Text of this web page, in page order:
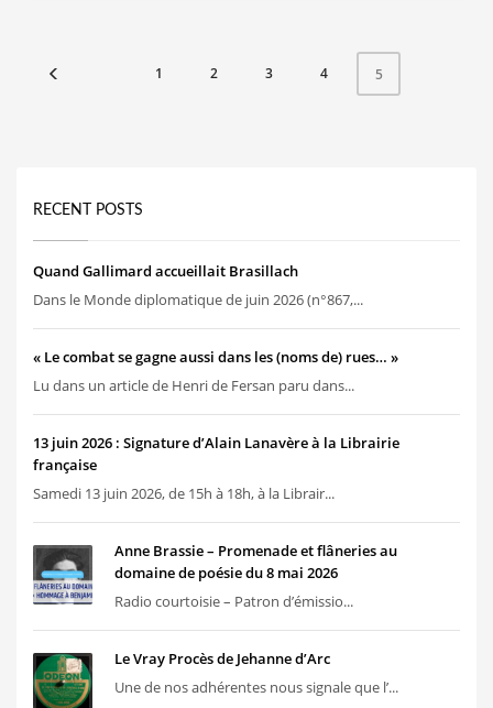
1 2 3 4 5
RECENT POSTS
Quand Gallimard accueillait Brasillach
Dans le Monde diplomatique de juin 2026 (n°867,...
« Le combat se gagne aussi dans les (noms de) rues… »
Lu dans un article de Henri de Fersan paru dans...
13 juin 2026 : Signature d’Alain Lanavère à la Librairie
française
Samedi 13 juin 2026, de 15h à 18h, à la Librair...
Anne Brassie – Promenade et flâneries au
domaine de poésie du 8 mai 2026
Radio courtoisie – Patron d’émissio...
Le Vray Procès de Jehanne d’Arc
Une de nos adhérentes nous signale que l’...